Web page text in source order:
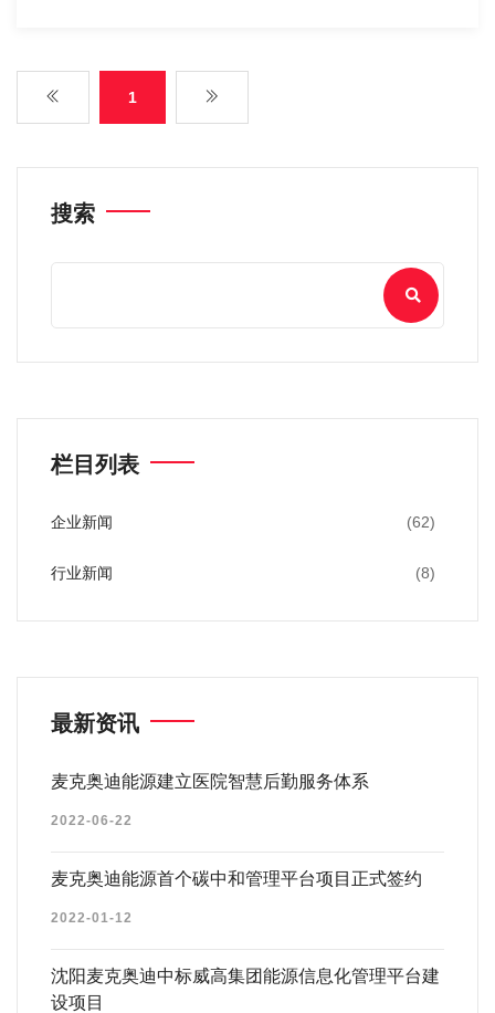
1
搜索
栏目列表
企业新闻 (62)
行业新闻 (8)
最新资讯
麦克奥迪能源建立医院智慧后勤服务体系
2022-06-22
麦克奥迪能源首个碳中和管理平台项目正式签约
2022-01-12
沈阳麦克奥迪中标威高集团能源信息化管理平台建
设项目